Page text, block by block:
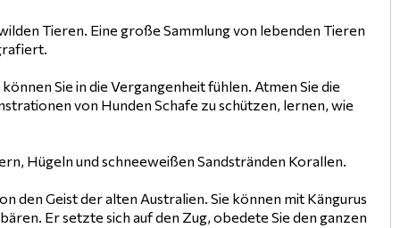
Tieren. Eine große Sammlung von lebenden Tieren
Sie in die Vergangenheit fühlen. Atmen Sie die
von Hunden Schafe zu schützen, lernen, wie
Hügeln und schneeweißen Sandstränden Korallen.
den Geist der alten Australien. Sie können mit Kängurus
Er setzte sich auf den Zug, obedete Sie den ganzen